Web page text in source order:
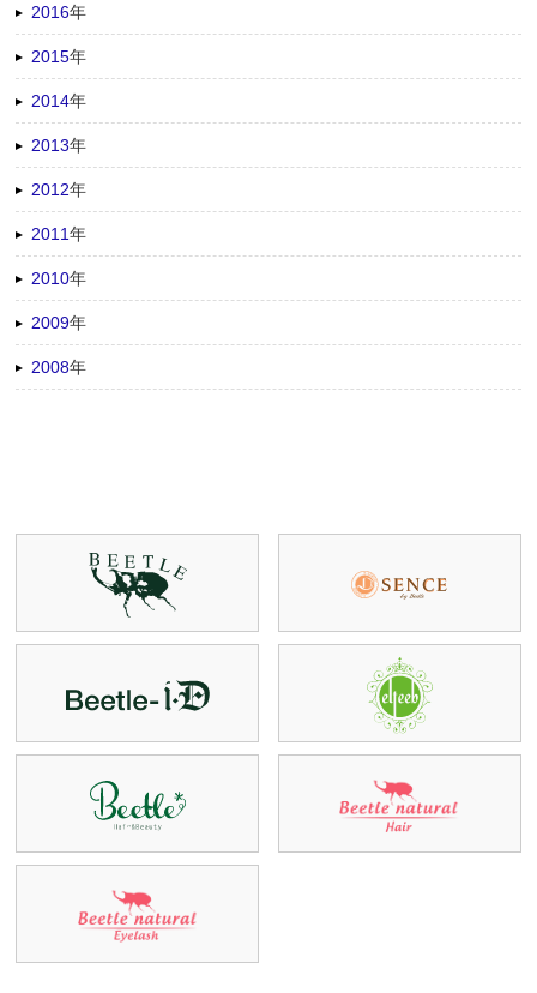
2016年
2015年
2014年
2013年
2012年
2011年
2010年
2009年
2008年